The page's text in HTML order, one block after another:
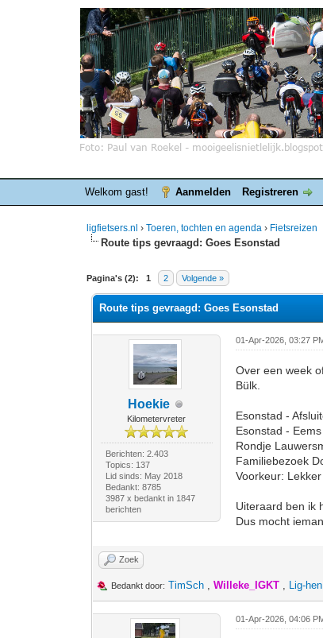
Welkom gast! Aanmelden Registreren
ligfietsers.nl ›Toeren, tochten en agenda › Fietsreizen
Route tips gevraagd: Goes Esonstad
Pagina's (2): 1 2 Volgende »
0 stemmen - gemiddelde waardering is 0
1
2
3
4
5
Route tips gevraagd: Goes Esonstad
Hoekie
Kilometervreter
Berichten: 2.403
Topics: 137
Lid sinds: May 2018
Bedankt: 8785
3987 x bedankt in 1847
berichten
01-Apr-2026, 03:27
Over een week
Bülk.
Esonstad -
Esonstad - Eems
Rondje
Familiebezoek
Voorkeur:
Uiteraard ben ik
Dus mocht
Zoek
Bedankt door: TimSch ,Willeke_IGKT , Lig-hen
01-Apr-2026, 04:06